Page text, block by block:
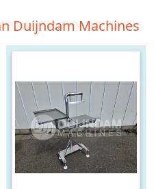
Duijndam Machines